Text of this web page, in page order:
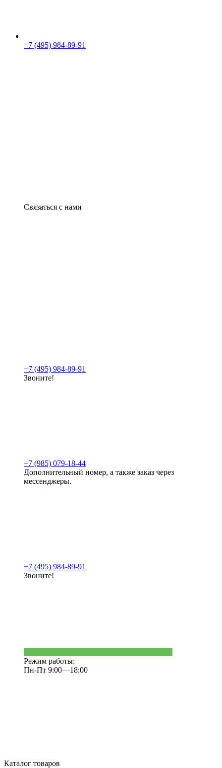
+7 (495) 984-89-91
Связаться с нами
+7 (495) 984-89-91
Звоните!
+7 (985) 079-18-44
Дополнительный номер, а также заказ через
мессенджеры.
+7 (495) 984-89-91
Звоните!
Режим работы:
Пн-Пт 9:00—18:00
Каталог товаров